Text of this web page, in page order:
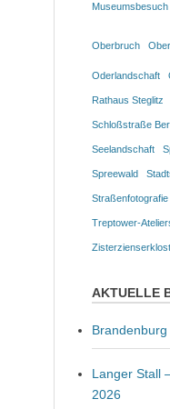
Museumsbesuch
Oberbruch
Oderlandschaft
Rathaus Steglitz
Schloßstraße
Seelandschaft
Spreewald
Straßenfotografie
Treptower-
AKTUELLE
Langer Stall
2026